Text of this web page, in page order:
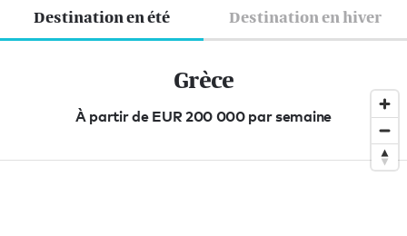
Destination en été
Grèce
À partir de EUR 200 000 par semaine
Destination en hiver